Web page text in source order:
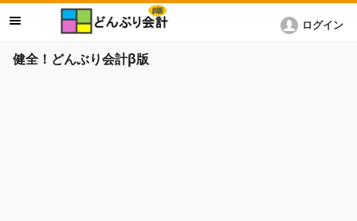
健全！どんぶり会計β版
ログイン